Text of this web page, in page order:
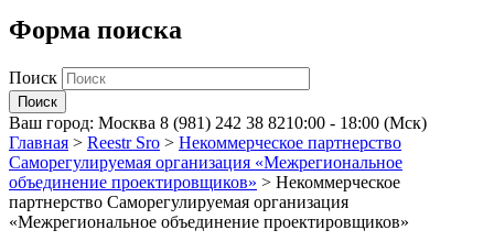
Форма поиска
Поиск
Ваш город: Москва 8 (981) 242 38 8210:00 - 18:00 (Мск)
Главная > Reestr Sro > Некоммерческое партнерство
Саморегулируемая организация «Межрегиональное
объединение проектировщиков» > Некоммерческое
партнерство Саморегулируемая организация
«Межрегиональное объединение проектировщиков»